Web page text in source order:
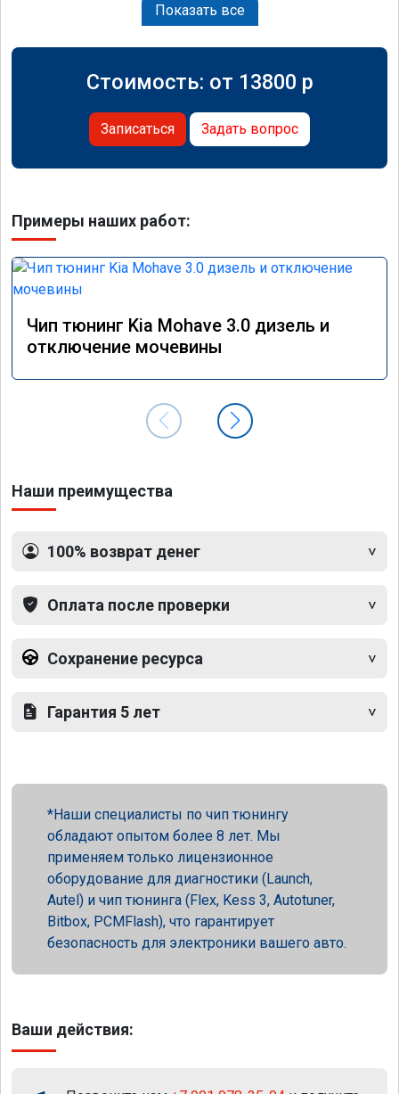
Показать все
Стоимость: от 13800 p
Записаться Задать вопрос
Примеры наших работ:
Чип тюнинг Kia Mohave 3.0 дизель и
отключение мочевины
Наши преимущества
100% возврат денег
Оплата после проверки
Сохранение ресурса
Гарантия 5 лет
Наши специалисты по чип тюнингу
обладают опытом более 8 лет. Мы
применяем только лицензионное
оборудование для диагностики (Launch,
Autel) и чип тюнинга (Flex, Kess 3, Autotuner,
Bitbox, PCMFlash), что гарантирует
безопасность для электроники вашего авто.
Ваши действия: